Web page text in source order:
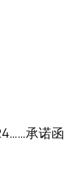
承诺函